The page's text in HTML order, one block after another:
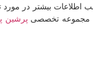
تولید انواع
پلن همراه